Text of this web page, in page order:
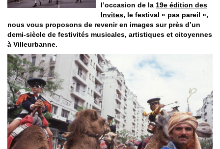
l’occasion de la 19e édition des
Invites, le festival « pas pareil »,
nous vous proposons de revenir en images sur près d’un
demi-siècle de festivités musicales, artistiques et citoyennes
à Villeurbanne.